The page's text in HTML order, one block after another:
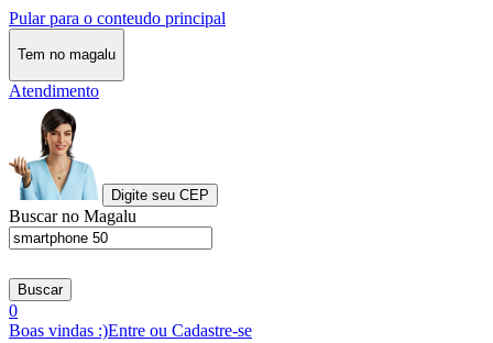
Pular para o conteudo principal
Tem no magalu
Atendimento
Digite seu CEP
Buscar no Magalu
Buscar
0
Boas vindas :)Entre ou Cadastre-se